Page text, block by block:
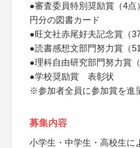
●審査委員特別奨励賞（4
円分の図書カード
●旺文社赤尾好夫記念賞（
●読書感想文部門努力賞（
●理科自由研究部門努力賞
●学校奨励賞 表彰状
※参加者全員に参加賞を進
募集内容
小学生・中学生・高校生に